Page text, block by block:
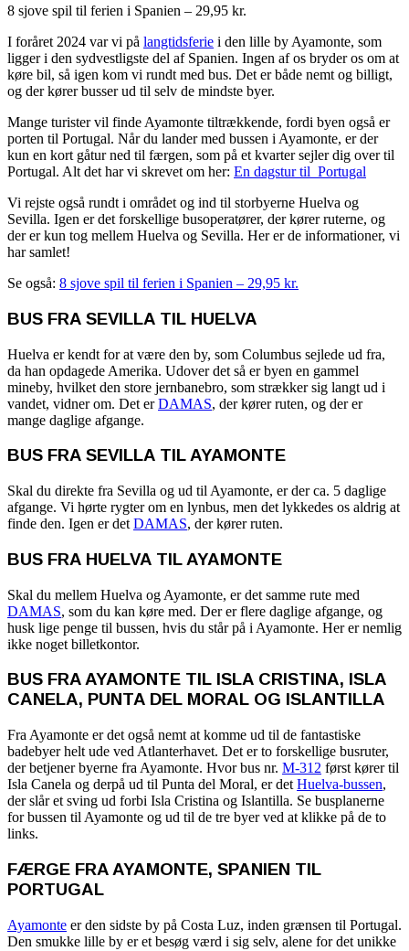
8 sjove spil til ferien i Spanien – 29,95 kr.
I foråret 2024 var vi på langtidsferie i den lille by Ayamonte, som
ligger i den sydvestligste del af Spanien. Ingen af os bryder os om at
køre bil, så igen kom vi rundt med bus. Det er både nemt og billigt,
og der kører busser ud til selv de mindste byer.
Mange turister vil finde Ayamonte tiltrækkende, fordi byen også er
porten til Portugal. Når du lander med bussen i Ayamonte, er der
kun en kort gåtur ned til færgen, som på et kvarter sejler dig over til
Portugal. Alt det har vi skrevet om her: En dagstur til Portugal
Vi rejste også rundt i området og ind til storbyerne Huelva og
Sevilla. Igen er det forskellige busoperatører, der kører ruterne, og
der er kun tog mellem Huelva og Sevilla. Her er de informationer, vi
har samlet!
Se også: 8 sjove spil til ferien i Spanien – 29,95 kr.
BUS FRA SEVILLA TIL HUELVA
Huelva er kendt for at være den by, som Columbus sejlede ud fra,
da han opdagede Amerika. Udover det så er byen en gammel
mineby, hvilket den store jernbanebro, som strækker sig langt ud i
vandet, vidner om. Det erDAMAS, der kører ruten, og der er
mange daglige afgange.
BUS FRA SEVILLA TIL AYAMONTE
Skal du direkte fra Sevilla og ud til Ayamonte, er der ca. 5 daglige
afgange. Vi hørte rygter om en lynbus, men det lykkedes os aldrig at
finde den. Igen er det DAMAS, der kører ruten.
BUS FRA HUELVA TIL AYAMONTE
Skal du mellem Huelva og Ayamonte, er det samme rute med
DAMAS, som du kan køre med. Der er flere daglige afgange, og
husk lige penge til bussen, hvis du står på i Ayamonte. Her er nemlig
ikke noget billetkontor.
BUS FRA AYAMONTE TIL ISLA CRISTINA, ISLA
CANELA, PUNTA DEL MORAL OG ISLANTILLA
Fra Ayamonte er det også nemt at komme ud til de fantastiske
badebyer helt ude ved Atlanterhavet. Det er to forskellige busruter,
der betjener byerne fra Ayamonte. Hvor bus nr. M-312 først kører til
Isla Canela og derpå ud til Punta del Moral, er det Huelva-bussen,
der slår et sving ud forbi Isla Cristina og Islantilla. Se busplanerne
for bussen til Ayamonte og ud til de tre byer ved at klikke på de to
links.
FÆRGE FRA AYAMONTE, SPANIEN TIL
PORTUGAL
Ayamonte er den sidste by på Costa Luz, inden grænsen til Portugal.
Den smukke lille by er et besøg værd i sig selv, alene for det unikke